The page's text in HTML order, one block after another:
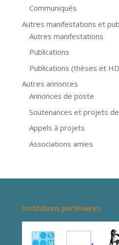
Communiqués
Autres manifestations et
Autres manifestations
Publications
Publications (thèses et
Autres annonces
Annonces de poste
Soutenances et projets
Appels à projets
Associations amies
Institutions partenaires